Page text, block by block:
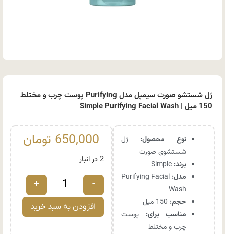
ژل شستشو صورت سیمپل مدل Purifying پوست چرب و مختلط
150 میل | Simple Purifying Facial Wash
نوع محصول: ژل
شستشوی صورت
برند:
مدل: Purifying Facial
Wash
حجم:
مناسب برای: پوست
چرب و مختلط
650,000 تومان
2 در انبار
-
+
افزودن به سبد خرید